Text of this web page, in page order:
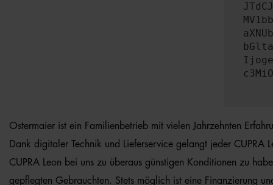
Ostermaier ist ein Familienbetrieb mit vielen Jahrzehnten
Dank digitaler Technik und Lieferservice gelangt jeder CUPRA
CUPRA Leon bei uns zu überaus günstigen Konditionen zu
gepflegten Gebrauchten. Stets möglich ist eine Finanzierung